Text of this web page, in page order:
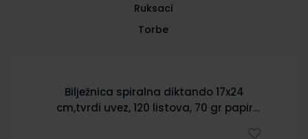
Ruksaci
Torbe
Bilježnica spiralna diktando 17x24
cm,tvrdi uvez, 120 listova, 70 gr papir